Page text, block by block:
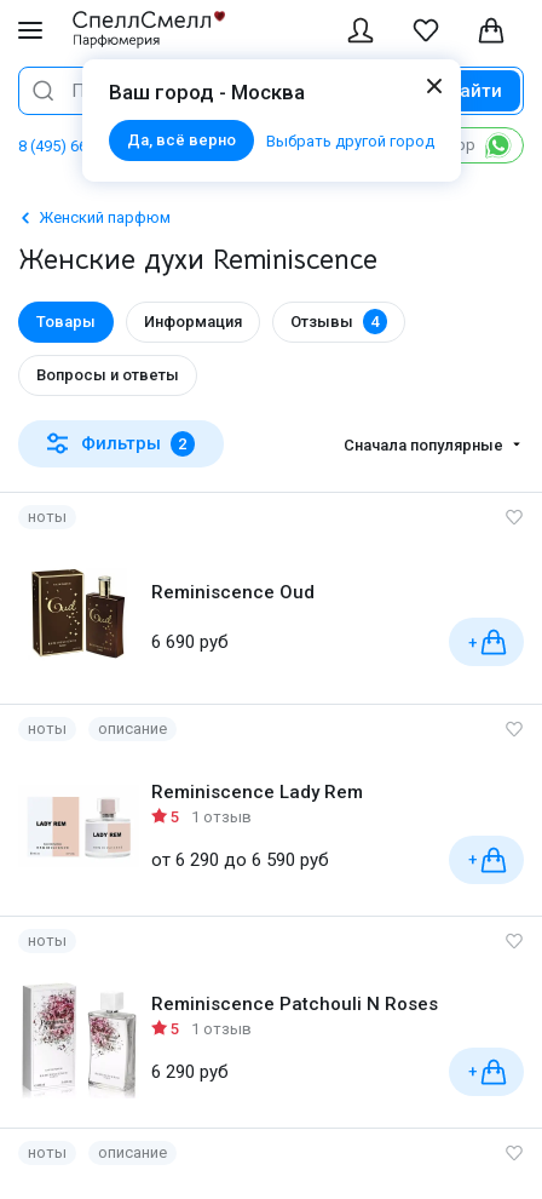
Ваш город - Москва
Да, всё верно Выбрать другой город
Поиск Найти
8 (495) 668 06 02 Написать в WhatsApp
Женский парфюм
Женские духи Reminiscence
Товары Информация Отзывы 4
Вопросы и ответы
Фильтры 2 Сначала популярные
ноты
Reminiscence Oud
6 690 руб +
ноты описание
Reminiscence Lady Rem
5 1 отзыв
от 6 290 до 6 590 руб +
ноты
Reminiscence Patchouli N Roses
5 1 отзыв
6 290 руб +
ноты описание